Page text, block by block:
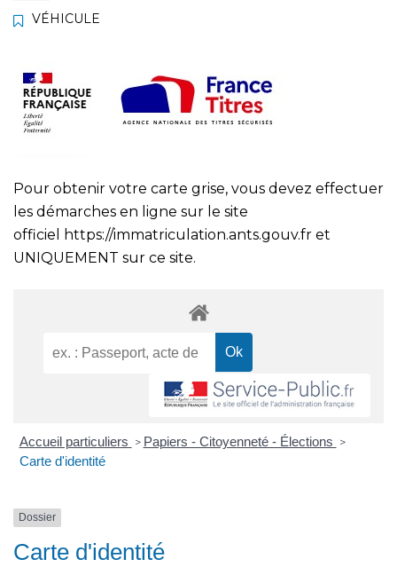
VÉHICULE
Pour obtenir votre carte grise, vous devez effectuer
les démarches en ligne sur le site
officiel
https://immatriculation.ants.gouv.fr et
UNIQUEMENT sur ce site.
Accueil particuliers > Papiers - Citoyenneté - Élections >
Carte d'identité
Dossier
Carte d'identité